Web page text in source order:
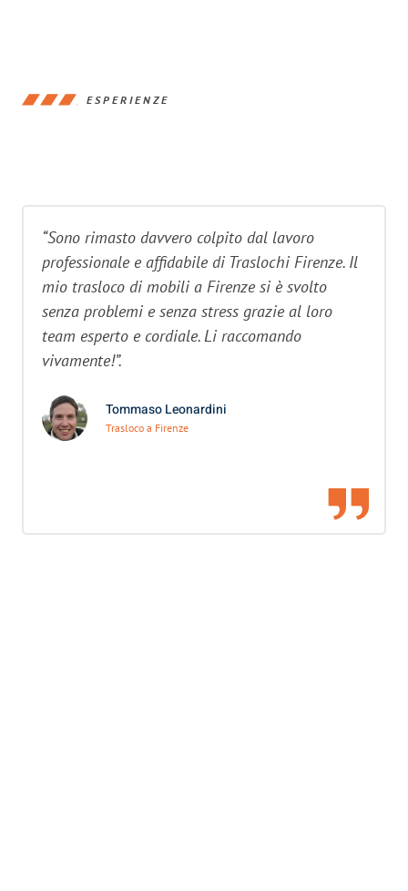
ESPERIENZE
“Sono rimasto davvero colpito dal lavoro
professionale e affidabile di Traslochi Firenze. Il
mio trasloco di mobili a Firenze si è svolto
senza problemi e senza stress grazie al loro
team esperto e cordiale. Li raccomando
vivamente!”.
Tommaso Leonardini
Trasloco a Firenze